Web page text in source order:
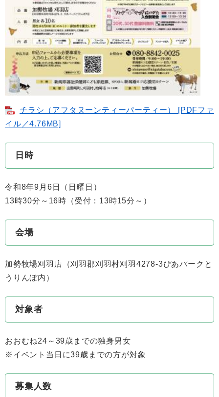
チラシ（アフタヌーンティーパーティー） [PDFファ
イル／4.76MB]
日時
令和8年9月6日（日曜日）
13時30分～16時（受付：13時15分～）
会場
加勢牧場刈羽店（刈羽郡刈羽村刈羽4278-3ぴあパークと
うりんぼ内）
対象者
おおむね24～39歳までの独身男女
※イベント当日に39歳までの方が対象
募集人数